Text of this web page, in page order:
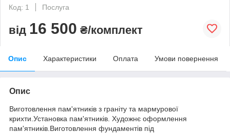
Код: 1 Послуга
від 16 500 ₴/комплект
Опис Характеристики Оплата Умови повернення
Опис
Виготовлення пам'ятників з граніту та мармурової
крихти.Установка пам'ятників. Художнє оформлення
пам'ятників.Виготовлення фундаментів під